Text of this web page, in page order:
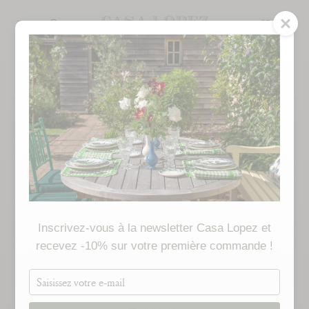
contenu
Inscrivez-vous à la newsletter Casa Lopez et
recevez -10% sur votre première commande !
Saisissez
e-